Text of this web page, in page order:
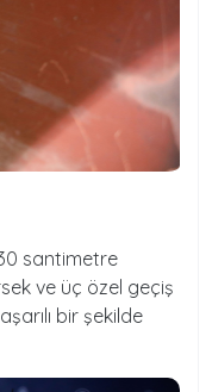
santimetre
ve üç özel geçiş
bir şekilde